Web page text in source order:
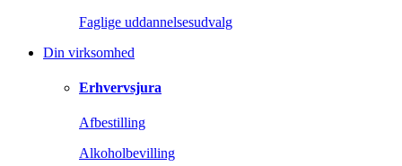
Faglige uddannelsesudvalg
Din virksomhed
Erhvervsjura
Afbestilling
Alkoholbevilling